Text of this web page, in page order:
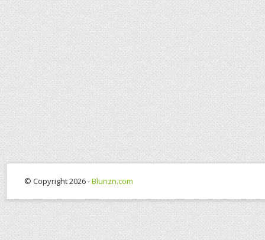
© Copyright 2026 -Blunzn.com